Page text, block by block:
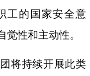
工的国家安全意
性和主动性。
将持续开展此类